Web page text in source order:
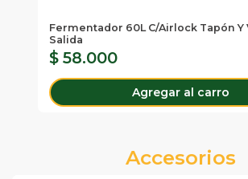
Fermentador 60L C/airlock Tapón Y
Salida
$ 58.000
Agregar al carro
Accesorios